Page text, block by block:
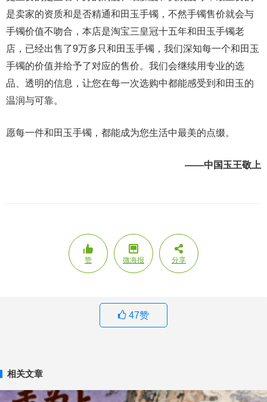
是卖家的资质和是否精通和田玉手镯，不然手镯售价就会与
手镯价值不吻合，本店是淘宝三皇冠十五年和田玉手镯老
店，已经出售了9万多只和田玉手镯，我们深知每一个和田玉
手镯的价值并给予了对应的售价。我们会继续用专业的选
品、透明的信息，让您在每一次选购中都能感受到和田玉的
温润与可靠。
愿每一件和田玉手镯，都能成为您生活中最美的点缀。
——中国玉王敬上
赞 微海报 分享
47赞
相关文章